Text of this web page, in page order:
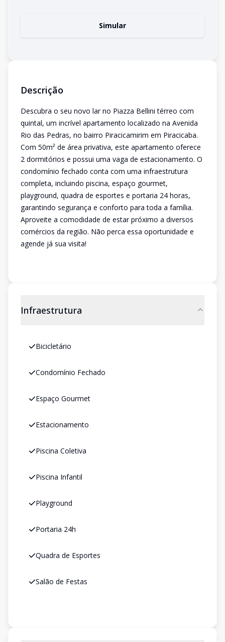
Simular
Descrição
Descubra o seu novo lar no Piazza Bellini térreo com
quintal, um incrível apartamento localizado na Avenida
Rio das Pedras, no bairro Piracicamirim em Piracicaba.
Com 50m² de área privativa, este apartamento oferece
2 dormitórios e possui uma vaga de estacionamento. O
condomínio fechado conta com uma infraestrutura
completa, incluindo piscina, espaço gourmet,
playground, quadra de esportes e portaria 24 horas,
garantindo segurança e conforto para toda a família.
Aproveite a comodidade de estar próximo a diversos
comércios da região. Não perca essa oportunidade e
agende já sua visita!
Infraestrutura
Bicicletário
Condomínio Fechado
Espaço Gourmet
Estacionamento
Piscina Coletiva
Piscina Infantil
Playground
Portaria 24h
Quadra de Esportes
Salão de Festas